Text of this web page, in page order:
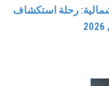
رحلة استكشاف